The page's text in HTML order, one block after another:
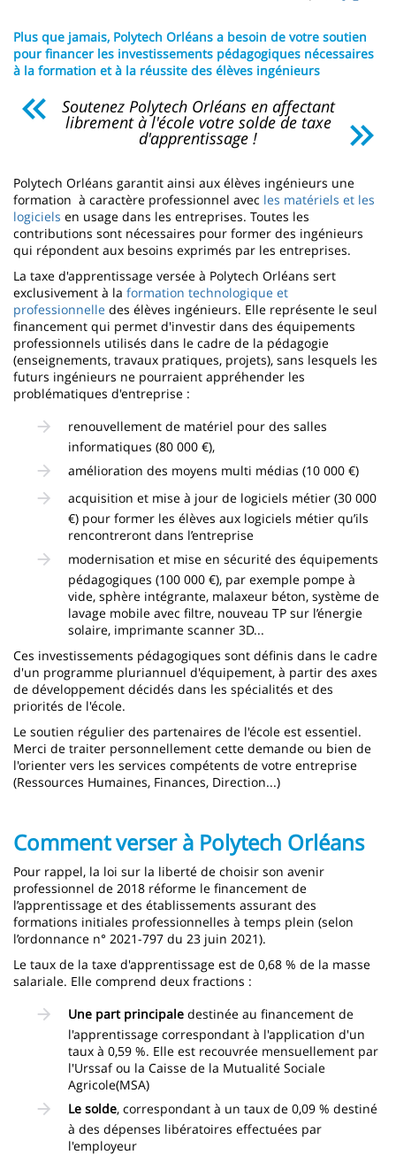
content
Contenu
de
la
page
Plus que jamais, Polytech Orléans a besoin de votre soutien
pour financer les investissements pédagogiques nécessaires
à la formation et à la réussite des élèves ingénieurs
Soutenez Polytech Orléans en affectant
librement à l'école votre solde de taxe
d'apprentissage !
Polytech Orléans garantit ainsi aux élèves ingénieurs une
formation à caractère professionnel avec les matériels et les
logiciels en usage dans les entreprises. Toutes les
contributions sont nécessaires pour former des ingénieurs
qui répondent aux besoins exprimés par les entreprises.
La taxe d'apprentissage versée à Polytech Orléans sert
exclusivement à la formation technologique et
professionnelle des élèves ingénieurs. Elle représente le seul
financement qui permet d'investir dans des équipements
professionnels utilisés dans le cadre de la pédagogie
(enseignements, travaux pratiques, projets), sans lesquels les
futurs ingénieurs ne pourraient appréhender les
problématiques d'entreprise :
renouvellement de matériel pour des salles
informatiques (80 000 €),
amélioration des moyens multi médias (10 000 €)
acquisition et mise à jour de logiciels métier (30 000
€) pour former les élèves aux logiciels métier qu’ils
rencontreront dans l’entreprise
modernisation et mise en sécurité des équipements
pédagogiques (100 000 €), par exemple pompe à
vide, sphère intégrante, malaxeur béton, système de
lavage mobile avec filtre, nouveau TP sur l’énergie
solaire, imprimante scanner 3D...
Ces investissements pédagogiques sont définis dans le cadre
d'un programme pluriannuel d'équipement, à partir des axes
de développement décidés dans les spécialités et des
priorités de l'école.
Le soutien régulier des partenaires de l'école est essentiel.
Merci de traiter personnellement cette demande ou bien de
l'orienter vers les services compétents de votre entreprise
(Ressources Humaines, Finances, Direction...)
Comment verser à Polytech Orléans
Pour rappel, la loi sur la liberté de choisir son avenir
professionnel de 2018 réforme le financement de
l’apprentissage et des établissements assurant des
formations initiales professionnelles à temps plein (selon
l’ordonnance n° 2021-797 du 23 juin 2021).
Le taux de la taxe d'apprentissage est de 0,68 % de la masse
salariale. Elle comprend deux fractions :
Une part principale destinée au financement de
l'apprentissage correspondant à l'application d'un
taux à 0,59 %. Elle est recouvrée mensuellement par
l'Urssaf ou la Caisse de la Mutualité Sociale
Agricole(MSA)
Le solde, correspondant à un taux de 0,09 % destiné
à des dépenses libératoires effectuées par
l'employeur